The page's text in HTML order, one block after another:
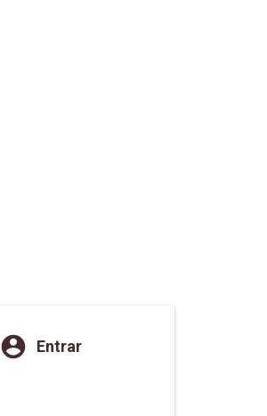
account_circle Entrar